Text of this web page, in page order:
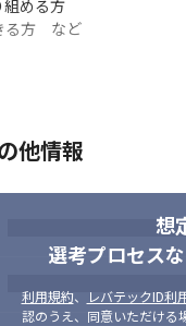
組める方
る方　など
他情報
想
選考プロセス
利用規約、 レバテックID利
認のうえ、同意いただける